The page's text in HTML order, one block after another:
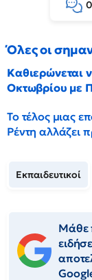
0
Όλες οι
Καθιερώνεται
Οκτωβρίου με
Το τέλος μιας
Ρέντη αλλάζει
Εκπαιδευτικοί
Μάθε